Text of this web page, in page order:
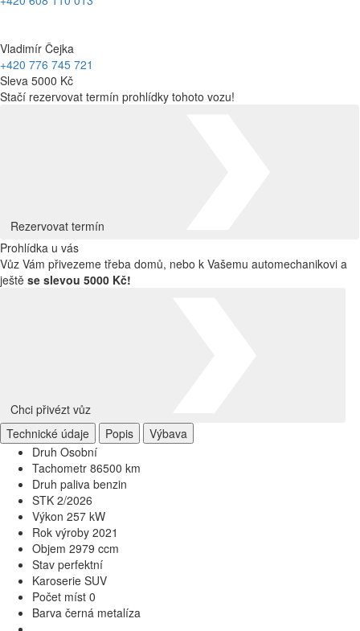
Vladimír Čejka
+420 776 745 721
Sleva 5000 Kč
Stačí rezervovat termín prohlídky tohoto vozu!
Rezervovat termín
Prohlídka u vás
Vůz Vám přivezeme třeba domů, nebo k Vašemu automechanikovi a
ještě se slevou 5000 Kč!
Chci přivézt vůz
Technické údaje
Popis
Výbava
Druh Osobní
Tachometr 86500 km
Druh paliva benzin
STK 2/2026
Výkon 257 kW
Rok výroby 2021
Objem 2979 ccm
Stav perfektní
Karoserie SUV
Počet míst 0
Barva černá metalíza